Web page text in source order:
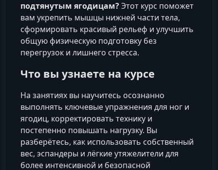
подтянутым ягодицам?Этот курс поможет
вам укрепить мышцы нижней части тела,
сформировать красивый рельеф и улучшить
общую физическую подготовку без
перегрузок и лишнего стресса.
Что вы узнаете на курсе
На занятиях вы научитесь осознанно
выполнять ключевые упражнения для ног и
ягодиц, корректировать технику и
постепенно повышать нагрузку. Вы
разберётесь, как использовать собственный
вес, эспандеры и лёгкие утяжелители для
более интенсивной и безопасной